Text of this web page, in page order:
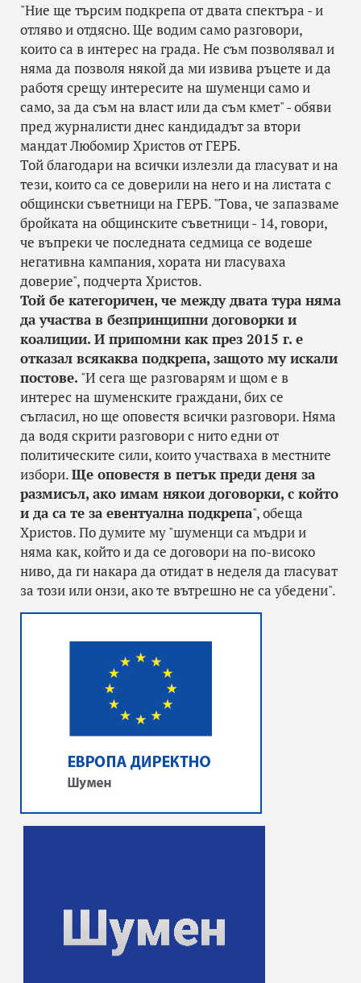
"Ние ще търсим подкрепа от двата спектъра - и
отляво и отдясно. Ще водим само разговори,
които са в интерес на града. Не съм позволявал и
няма да позволя някой да ми извива ръцете и да
работя срещу интересите на шуменци само и
само, за да съм на власт или да съм кмет" - обяви
пред журналисти днес кандидадът за втори
мандат Любомир Христов от ГЕРБ.
Той благодари на всички излезли да гласуват и на
тези, които са се доверили на него и на листата с
общински съветници на ГЕРБ. "Това, че запазваме
бройката на общинските съветници - 14, говори,
че въпреки че последната седмица се водеше
негативна кампания, хората ни гласуваха
доверие", подчерта Христов.
Той бе категоричен, че между двата тура няма
да участва в безпринципни договорки и
коалиции. И припомни как през 2015 г. е
отказал всякаква подкрепа, защото му искали
постове. "И сега ще разговарям и щом е в
интерес на шуменските граждани, бих се
съгласил, но ще оповестя всички разговори. Няма
да водя скрити разговори с нито едни от
политическите сили, които участваха в местните
избори.Ще оповестя в петък преди деня за
размисъл, ако имам някои договорки, с който
и да са те за евентуална подкрепа", обеща
Христов. По думите му "шуменци са мъдри и
няма как, който и да се договори на по-високо
ниво, да ги накара да отидат в неделя да гласуват
за този или онзи, ако те вътрешно не са убедени".